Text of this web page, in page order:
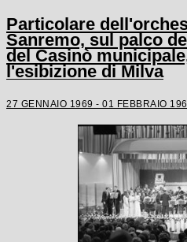
Particolare
Sanremo, sul palco
del Casinò
l'esibizione di Milva
27 GENNAIO 1969 - 01 FEBBRAIO